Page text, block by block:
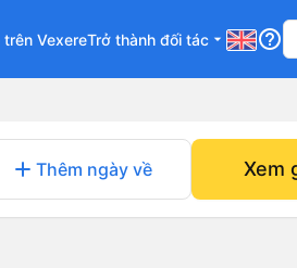
VexereTrở thành đối tác arrow_drop_down help_outline
add Thêm ngày về Xem